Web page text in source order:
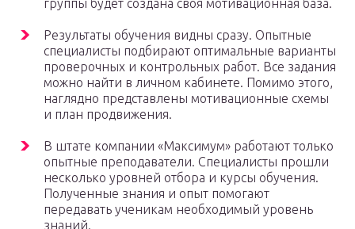
группы будет создана своя мотивационная база.
Результаты обучения видны сразу. Опытные
специалисты подбирают оптимальные варианты
проверочных и контрольных работ. Все задания
можно найти в личном кабинете. Помимо этого,
наглядно представлены мотивационные схемы
и план продвижения.
В штате компании «Максимум» работают только
опытные преподаватели. Специалисты прошли
несколько уровней отбора и курсы обучения.
Полученные знания и опыт помогают
передавать ученикам необходимый уровень
знаний.